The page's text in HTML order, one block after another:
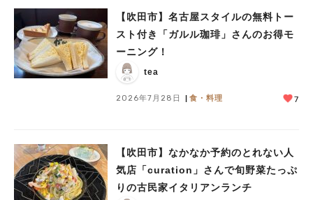
【吹田市】名古屋スタイルの無料トー
スト付き「ガルル珈琲」さんのお得モ
ーニング！
tea
2026年7月28日 食・料理 7
【吹田市】なかなか予約のとれない人
気店「curation」さんで旬野菜たっぷ
りの古民家イタリアンランチ